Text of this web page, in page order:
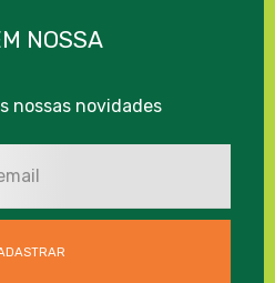
NOSSA
nossas novidades